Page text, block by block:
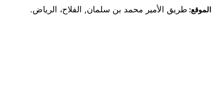
الموقع: طريق الأمير محمد بن سلمان, الفلاح، الرياض.